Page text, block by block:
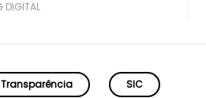
Transparência SIC